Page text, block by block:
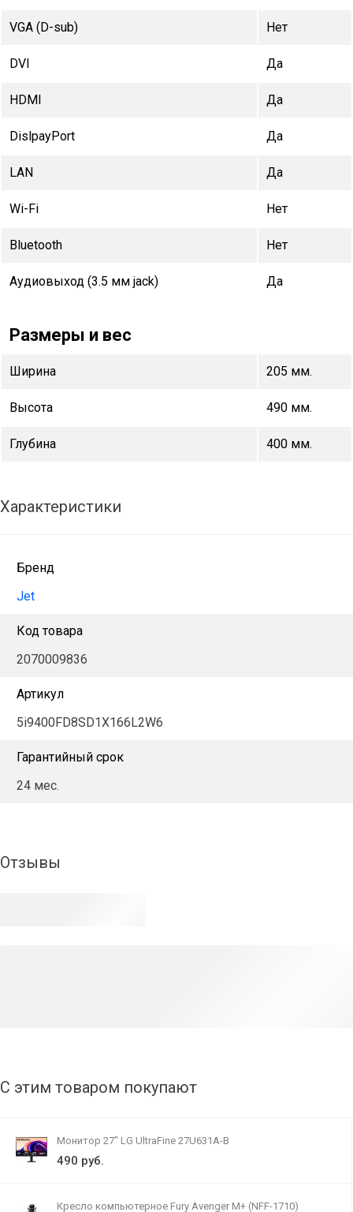
VGA (D-sub) Нет
DVI Да
HDMI Да
DislpayPort Да
LAN Да
Wi-Fi Нет
Bluetooth Нет
Аудиовыход (3.5 мм jack) Да
Размеры и вес
Ширина 205 мм.
Высота 490 мм.
Глубина 400 мм.
Характеристики
Бренд
Jet
Код товара
2070009836
Артикул
5i9400FD8SD1X166L2W6
Гарантийный срок
24 мес.
Отзывы
С этим товаром покупают
Монитор 27" LG UltraFine 27U631A-B
490 руб.
Кресло компьютерное Fury Avenger M+ (NFF-1710)